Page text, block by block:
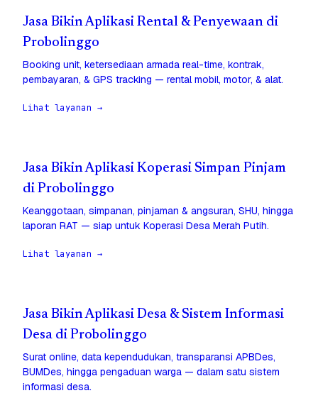
Jasa Bikin Aplikasi Rental & Penyewaan di
Probolinggo
Booking unit, ketersediaan armada real-time, kontrak,
pembayaran, & GPS tracking — rental mobil, motor, & alat.
Lihat layanan →
Jasa Bikin Aplikasi Koperasi Simpan Pinjam
di Probolinggo
Keanggotaan, simpanan, pinjaman & angsuran, SHU, hingga
laporan RAT — siap untuk Koperasi Desa Merah Putih.
Lihat layanan →
Jasa Bikin Aplikasi Desa & Sistem Informasi
Desa di Probolinggo
Surat online, data kependudukan, transparansi APBDes,
BUMDes, hingga pengaduan warga — dalam satu sistem
informasi desa.